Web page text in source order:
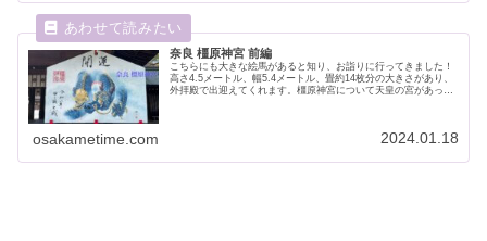
奈良 橿原神宮 前編
こちらにも大きな絵馬があると知り、お詣りに行ってきました！
高さ4.5メートル、幅5.4メートル、畳約14枚分の大きさがあり、
外拝殿で出迎えてくれます。橿原神宮について天皇の宮があった
osakametime.com 2024.01.18